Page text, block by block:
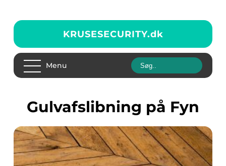
KRUSESECURITY.dk
Menu
gulvafslibning på Fyn